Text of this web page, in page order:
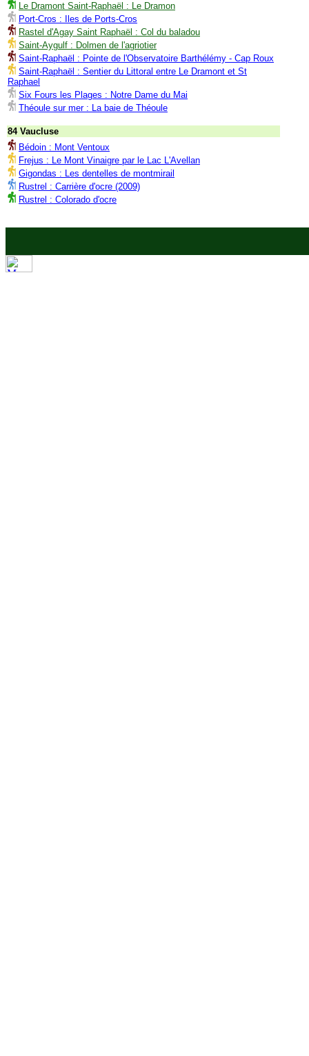
Le Dramont Saint-Raphaël : Le Dramon
Port-Cros : Iles de Ports-Cros
Rastel d'Agay Saint Raphaël : Col du baladou
Saint-Aygulf : Dolmen de l'agriotier
Saint-Raphaël : Pointe de l'Observatoire Barthélémy - Cap Roux
Saint-Raphaël : Sentier du Littoral entre Le Dramont et St
Raphael
Six Fours les Plages : Notre Dame du Mai
Théoule sur mer : La baie de Théoule
84 Vaucluse
Bédoin : Mont Ventoux
Frejus : Le Mont Vinaigre par le Lac L'Avellan
Gigondas : Les dentelles de montmirail
Rustrel : Carrière d'ocre (2009)
Rustrel : Colorado d'ocre